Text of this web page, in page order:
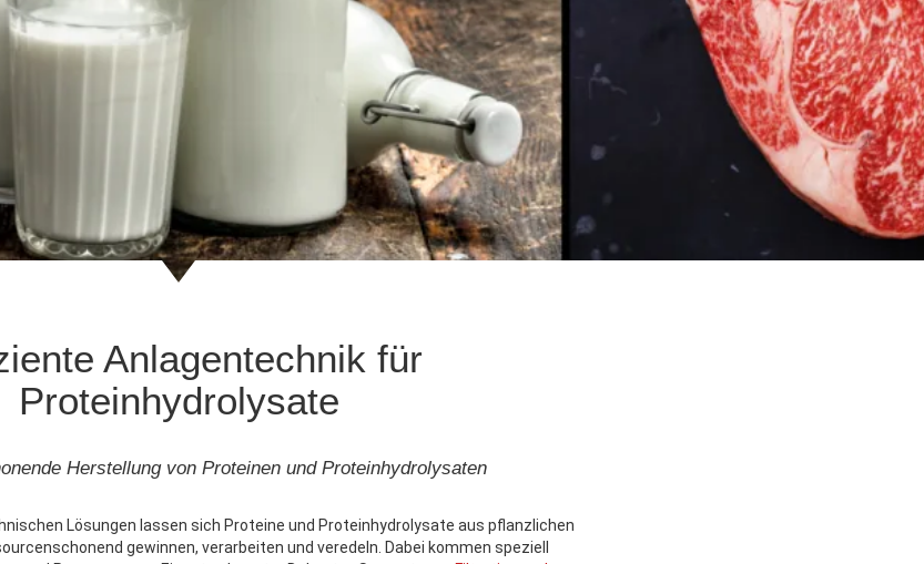
Anlagentechnik für
Proteinhydrolysate
Herstellung von Proteinen und Proteinhydrolysaten
Lösungen lassen sich Proteine und Proteinhydrolysate aus pflanzlichen
gewinnen, verarbeiten und veredeln. Dabei kommen speziell